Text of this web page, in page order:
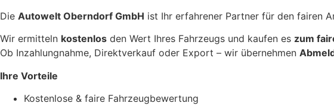
Die Autowelt Oberndorf GmbH ist Ihr erfahrener Partner für den fairen
Wir ermitteln kostenlos den Wert Ihres Fahrzeugs und kaufen es zum
Ob Inzahlungnahme, Direktverkauf oder Export – wir übernehmen
Ihre Vorteile
Kostenlose & faire Fahrzeugbewertung